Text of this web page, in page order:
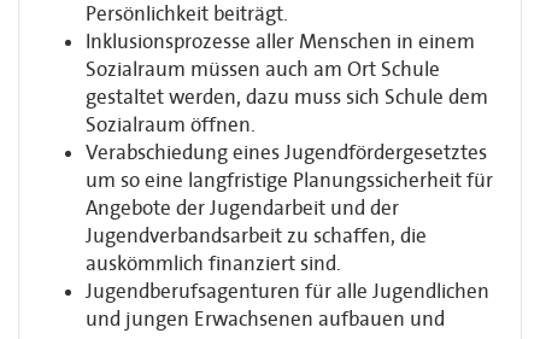
Persönlichkeit beiträgt.
Inklusionsprozesse aller Menschen in einem
Sozialraum müssen auch am Ort Schule
gestaltet werden, dazu muss sich Schule dem
Sozialraum öffnen.
Verabschiedung eines Jugendfördergesetztes
um so eine langfristige Planungssicherheit für
Angebote der Jugendarbeit und der
Jugendverbandsarbeit zu schaffen, die
auskömmlich finanziert sind.
Jugendberufsagenturen für alle Jugendlichen
und jungen Erwachsenen aufbauen und